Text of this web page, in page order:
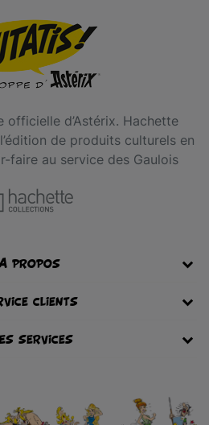
officielle d’Astérix. Hachette
de produits culturels en
faire au service des Gaulois
propos
clients
services